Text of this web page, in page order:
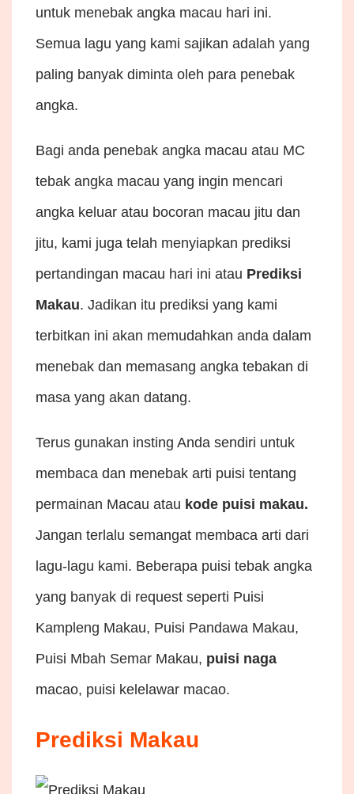
untuk menebak angka macau hari ini.
Semua lagu yang kami sajikan adalah yang
paling banyak diminta oleh para penebak
angka.
Bagi anda penebak angka macau atau MC
tebak angka macau yang ingin mencari
angka keluar atau bocoran macau jitu dan
jitu, kami juga telah menyiapkan prediksi
pertandingan macau hari ini atau Prediksi
Makau. Jadikan itu prediksi yang kami
terbitkan ini akan memudahkan anda dalam
menebak dan memasang angka tebakan di
masa yang akan datang.
Terus gunakan insting Anda sendiri untuk
membaca dan menebak arti puisi tentang
permainan Macau atau kode puisi makau.
Jangan terlalu semangat membaca arti dari
lagu-lagu kami. Beberapa puisi tebak angka
yang banyak di request seperti Puisi
Kampleng Makau, Puisi Pandawa Makau,
Puisi Mbah Semar Makau, puisi naga
macao, puisi kelelawar macao.
Prediksi Makau